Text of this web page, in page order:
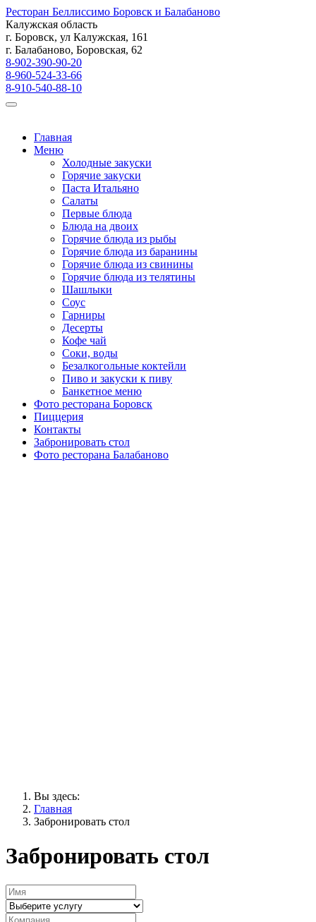
Ресторан Беллиссимо Боровск и Балабаново
Калужская область
г. Боровск, ул Калужская, 161
г. Балабаново, Боровская, 62
8-902-390-90-20
8-960-524-33-66
8-910-540-88-10
Главная
Меню
Холодные закуски
Горячие закуски
Паста Итальяно
Салаты
Первые блюда
Блюда на двоих
Горячие блюда из рыбы
Горячие блюда из баранины
Горячие блюда из свинины
Горячие блюда из телятины
Шашлыки
Соус
Гарниры
Десерты
Кофе чай
Соки, воды
Безалкогольные коктейли
Пиво и закуски к пиву
Банкетное меню
Фото ресторана Боровск
Пиццерия
Контакты
Забронировать стол
Фото ресторана Балабаново
Вы здесь:
Главная
Забронировать стол
Забронировать стол